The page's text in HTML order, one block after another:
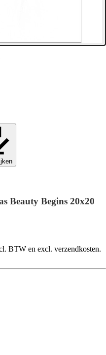
Beauty Begins 20x20
BTW en excl. verzendkosten.